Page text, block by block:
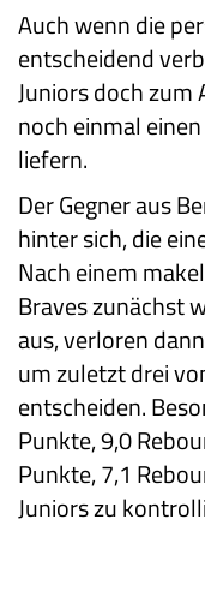
Auch wenn die
entscheidend
Juniors doch zum
noch einmal
liefern.
Der Gegner aus
hinter sich, die
Nach einem
Braves zunächst
aus, verloren
um zuletzt drei
entscheiden.
Punkte, 9,0
Punkte, 7,1
Juniors zu